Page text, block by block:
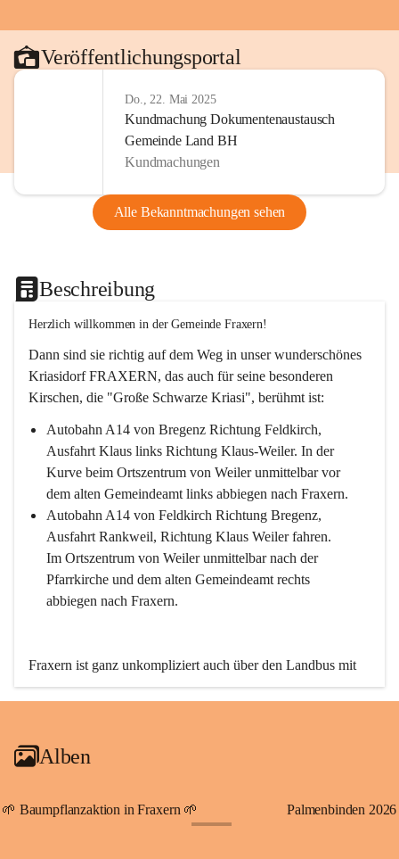
Veröffentlichungsportal
Do., 22. Mai 2025
Kundmachung Dokumentenaustausch
Gemeinde Land BH
Kundmachungen
Alle Bekanntmachungen sehen
Beschreibung
Herzlich willkommen in der Gemeinde Fraxern!
Dann sind sie richtig auf dem Weg in unser wunderschönes
Kriasidorf FRAXERN, das auch für seine besonderen
Kirschen, die "Große Schwarze Kriasi", berühmt ist:
Autobahn A14 von Bregenz Richtung Feldkirch,
Ausfahrt Klaus links Richtung Klaus-Weiler. In der
Kurve beim Ortszentrum von Weiler unmittelbar vor
dem alten Gemeindeamt links abbiegen nach Fraxern.
Autobahn A14 von Feldkirch Richtung Bregenz,
Ausfahrt Rankweil, Richtung Klaus Weiler fahren.
Im Ortszentrum von Weiler unmittelbar nach der
Pfarrkirche und dem alten Gemeindeamt rechts
abbiegen nach Fraxern.
Fraxern ist ganz unkompliziert auch über den Landbus mit
den öffentlichen Verkehrsmitteln zu erreichen. Die Linie
An Samstagen, Sonn- und Feiertagen können Sie bequem
persönlichen Linienbus zur gewünschten Zeit zu Ihrer
Haltestelle bestellen. Sowohl von Weiler kommend nach
Alben
🌱 Baumpflanzaktion in Fraxern 🌱 Palmenbinden 2026